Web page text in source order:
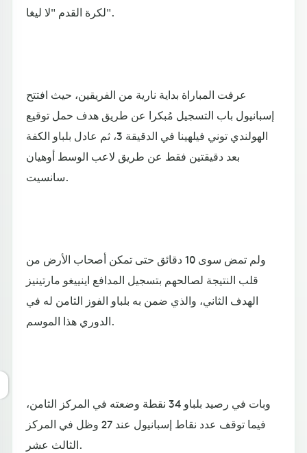
لكرة القدم "لا ليغا".
عرفت المباراة بداية نارية من الفريقين، حيث افتتح
إسبانيول باب التسجيل مُبكرا عن طريق هدف حمل توقيع
الهولندي توني فيلهينا في الدقيقة 3، ثم عادل بلباو الكفة
بعد دقيقتين فقط عن طريق لاعب الوسط أوهيان
سانسيت.
ولم تمض سوى 10 دقائق حتى تمكن أصحاب الأرض من
قلب النتيجة لصالحهم بتسجيل المدافع اينييغو مارتينيز
الهدف الثاني، والذي ضمن به بلباو الفوز الثامن له في
الدوري هذا الموسم.
وبات في رصيد بلباو 34 نقطة وضعته في المركز الثامن،
فيما توقف عدد نقاط إسبانيول عند 27 وظل في المركز
الثالث عشر.